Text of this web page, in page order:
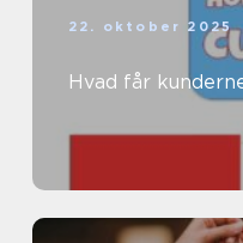
22. oktober 2025
Hvad får